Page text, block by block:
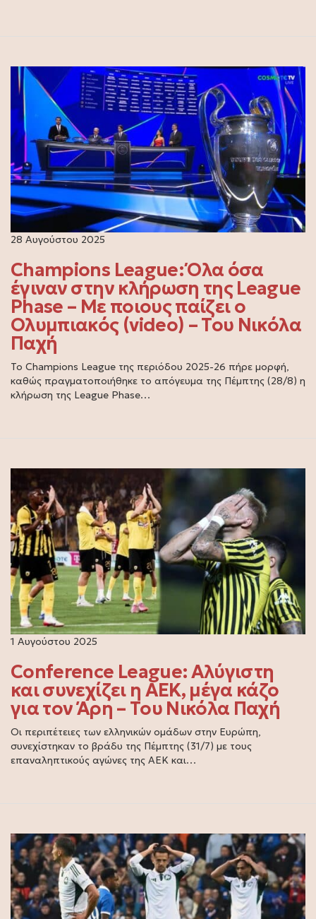
28 Αυγούστου 2025
Champions League: Όλα όσα
έγιναν στην κλήρωση της League
Phase – Με ποιους παίζει ο
Ολυμπιακός (video) – Του Νικόλα
Παχή
Το Champions League της περιόδου 2025-26 πήρε μορφή,
καθώς πραγματοποιήθηκε το απόγευμα της Πέμπτης (28/8) η
κλήρωση της League Phase…
1 Αυγούστου 2025
Conference League: Αλύγιστη
και συνεχίζει η ΑΕΚ, μέγα κάζο
για τον Άρη – Του Νικόλα Παχή
Οι περιπέτειες των ελληνικών ομάδων στην Ευρώπη,
συνεχίστηκαν το βράδυ της Πέμπτης (31/7) με τους
επαναληπτικούς αγώνες της ΑΕΚ και…